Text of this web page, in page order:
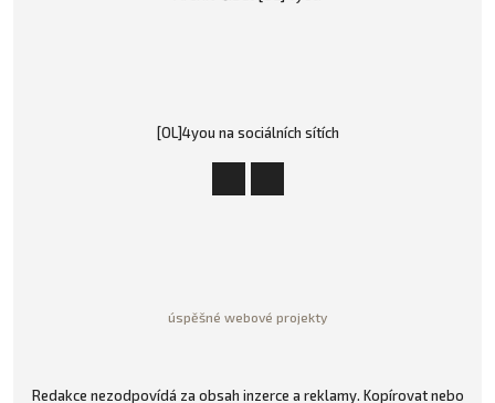
[OL]4you na sociálních sítích
úspěšné webové projekty
Redakce nezodpovídá za obsah inzerce a reklamy. Kopírovat nebo